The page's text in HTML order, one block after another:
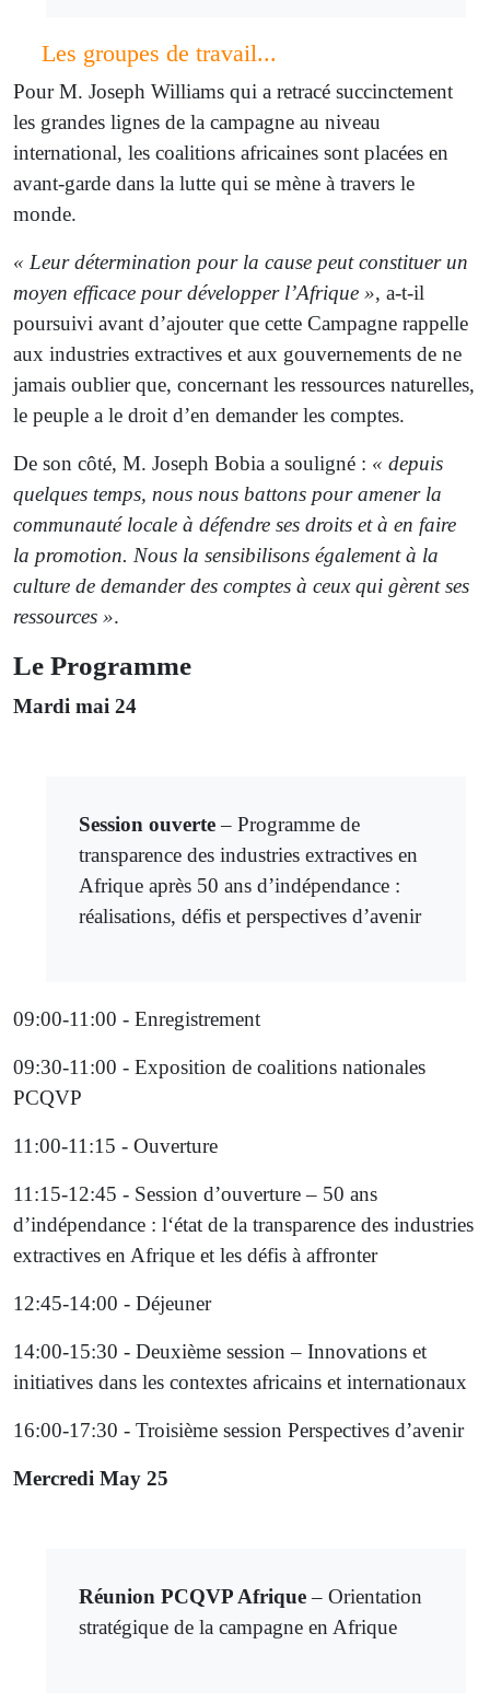
Les groupes de travail...
Pour M. Joseph Williams qui a retracé succinctement
les grandes lignes de la campagne au niveau
international, les coalitions africaines sont placées en
avant-garde dans la lutte qui se mène à travers le
monde.
« Leur détermination pour la cause peut constituer un
moyen efficace pour développer l’Afrique », a-t-il
poursuivi avant d’ajouter que cette Campagne rappelle
aux industries extractives et aux gouvernements de ne
jamais oublier que, concernant les ressources naturelles,
le peuple a le droit d’en demander les comptes.
De son côté, M. Joseph Bobia a souligné : « depuis
quelques temps, nous nous battons pour amener la
communauté locale à défendre ses droits et à en faire
la promotion. Nous la sensibilisons également à la
culture de demander des comptes à ceux qui gèrent ses
ressources ».
Le Programme
Mardi mai 24
Session ouverte– Programme de
transparence des industries extractives en
Afrique après 50 ans d’indépendance :
réalisations, défis et perspectives d’avenir
09:00-11:00 - Enregistrement
09:30-11:00 - Exposition de coalitions nationales
PCQVP
11:00-11:15 - Ouverture
11:15-12:45 - Session d’ouverture – 50 ans
d’indépendance : l‘état de la transparence des industries
extractives en Afrique et les défis à affronter
12:45-14:00 - Déjeuner
14:00-15:30 - Deuxième session – Innovations et
initiatives dans les contextes africains et internationaux
16:00-17:30 - Troisième session Perspectives d’avenir
Mercredi May 25
Réunion PCQVP Afrique– Orientation
stratégique de la campagne en Afrique